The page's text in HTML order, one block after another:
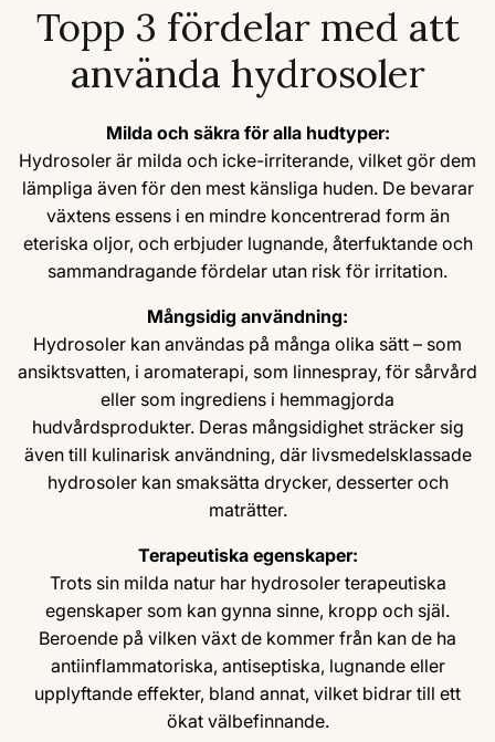
Topp 3 fördelar med att
använda hydrosoler
Milda och säkra för alla hudtyper:
Hydrosoler är milda och icke-irriterande, vilket gör dem
lämpliga även för den mest känsliga huden. De bevarar
växtens essens i en mindre koncentrerad form än
eteriska oljor, och erbjuder lugnande, återfuktande och
sammandragande fördelar utan risk för irritation.
Mångsidig användning:
Hydrosoler kan användas på många olika sätt – som
ansiktsvatten, i aromaterapi, som linnespray, för sårvård
eller som ingrediens i hemmagjorda
hudvårdsprodukter. Deras mångsidighet sträcker sig
även till kulinarisk användning, där livsmedelsklassade
hydrosoler kan smaksätta drycker, desserter och
maträtter.
Terapeutiska egenskaper:
Trots sin milda natur har hydrosoler terapeutiska
egenskaper som kan gynna sinne, kropp och själ.
Beroende på vilken växt de kommer från kan de ha
antiinflammatoriska, antiseptiska, lugnande eller
upplyftande effekter, bland annat, vilket bidrar till ett
ökat välbefinnande.